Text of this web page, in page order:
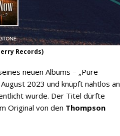
Records)
neuen Albums – „Pure
2023 und knüpft nahtlos an
wurde. Der Titel dürfte
Original von den Thompson